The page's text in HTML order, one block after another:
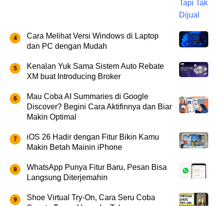
Cara Melihat Versi Windows di Laptop
dan PC dengan Mudah
Kenalan Yuk Sama Sistem Auto Rebate
XM buat Introducing Broker
Mau Coba AI Summaries di Google
Discover? Begini Cara Aktifinnya dan Biar
Makin Optimal
iOS 26 Hadir dengan Fitur Bikin Kamu
Makin Betah Mainin iPhone
WhatsApp Punya Fitur Baru, Pesan Bisa
Langsung Diterjemahin
Shoe Virtual Try-On, Cara Seru Coba